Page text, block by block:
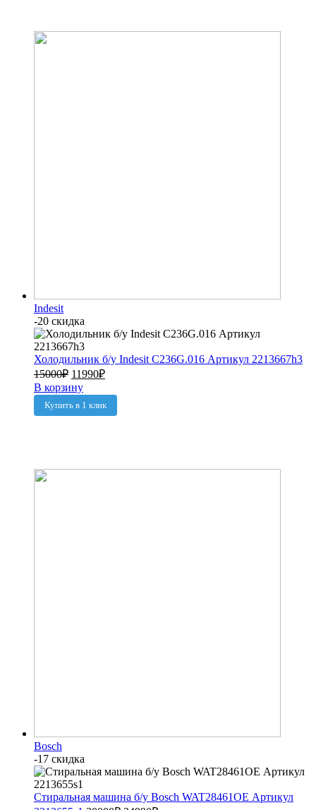
Indesit
-20 скидка
Холодильник б/у Indesit C236G.016 Артикул 2213667h3
15000₽ 11990₽
В корзину
Купить в 1 клик
Bosch
-17 скидка
Стиральная машина б/у Bosch WAT28461OE Артикул